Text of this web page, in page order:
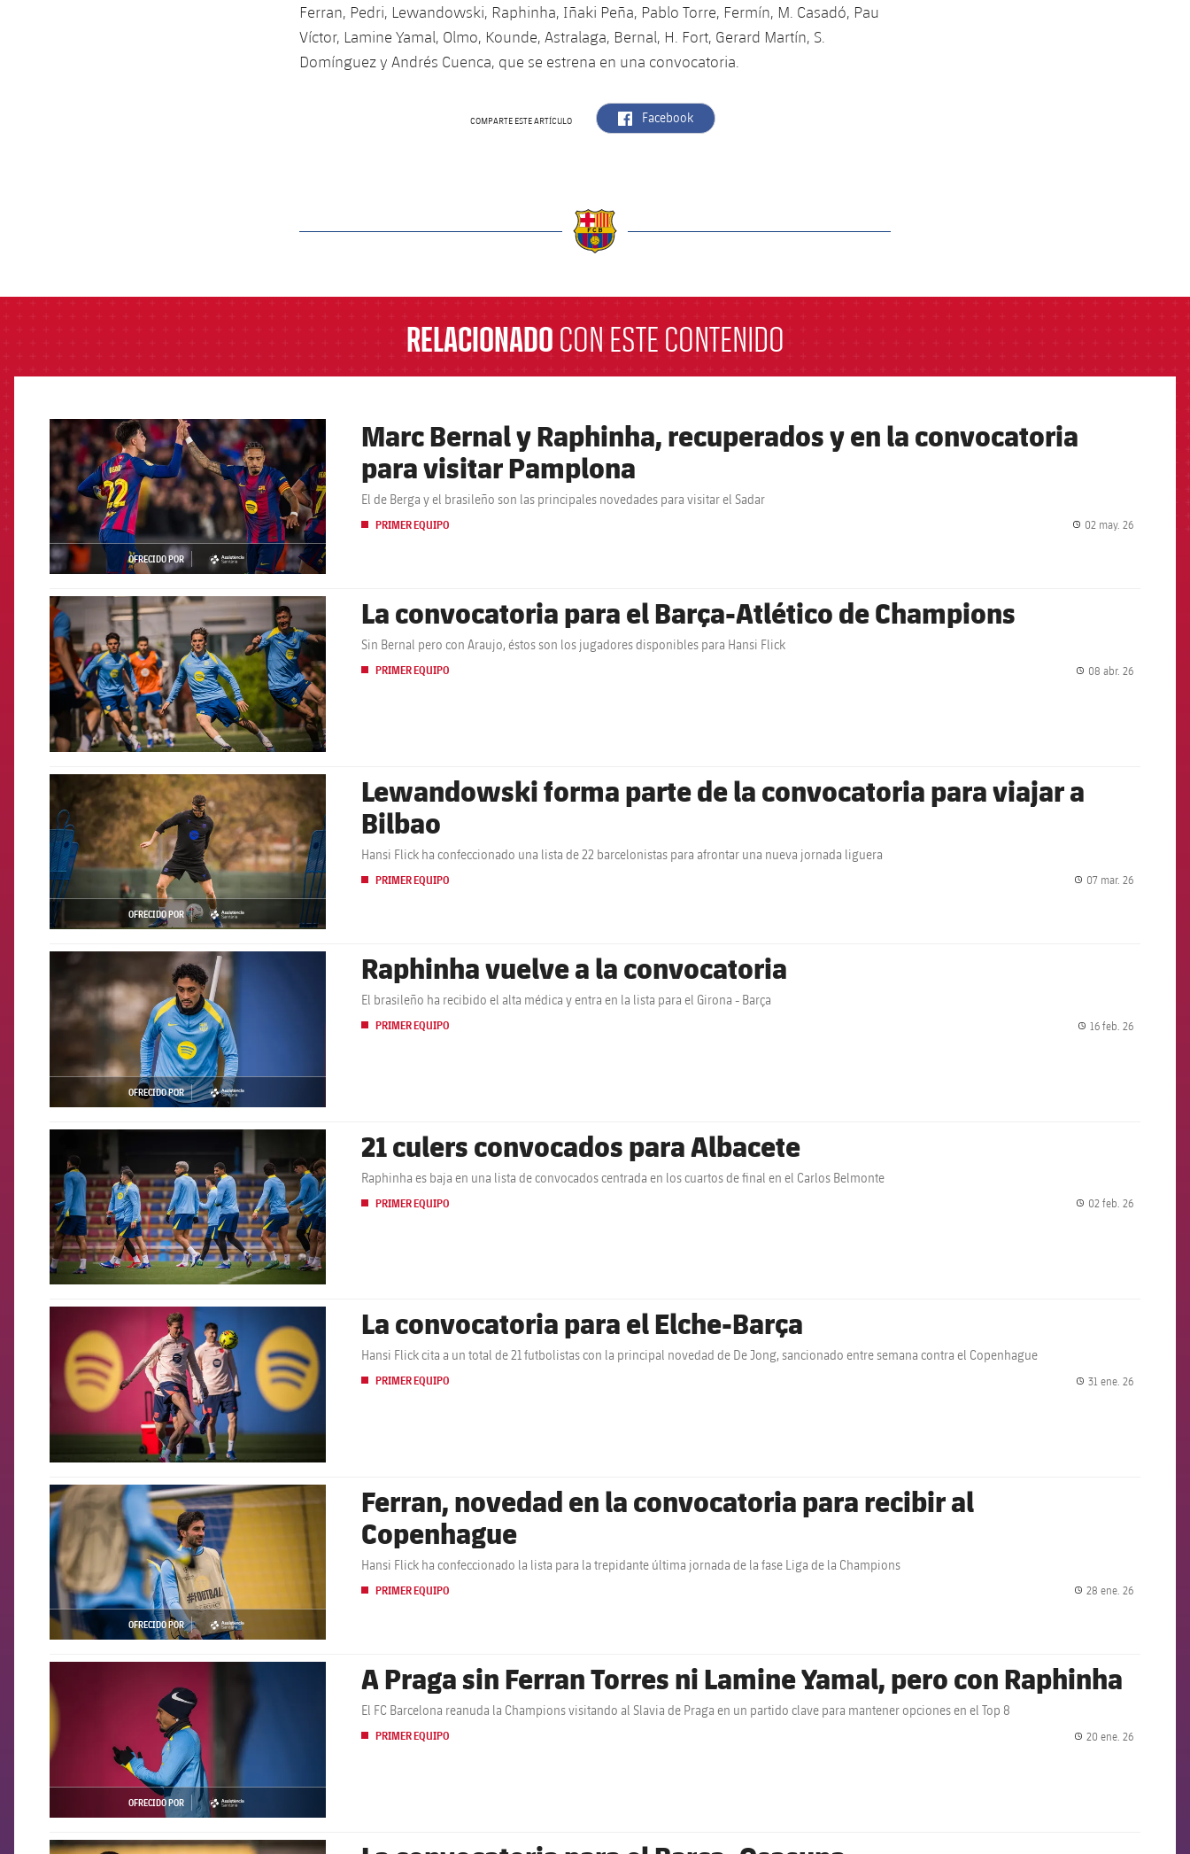
Ferran, Pedri, Lewandowski, Raphinha, Iñaki Peña, Pablo Torre, Fermín, M. Casadó, Pau
Víctor, Lamine Yamal, Olmo, Kounde, Astralaga, Bernal, H. Fort, Gerard Martín, S.
Domínguez y Andrés Cuenca, que se estrena en una convocatoria.
COMPARTE ESTE ARTÍCULO label.aria.facebook
Facebook
RELACIONADO CON ESTE CONTENIDO
FCB Barcelona badge
OFRECIDO POR
asistencia
Marc Bernal y Raphinha, recuperados y en la convocatoria
para visitar Pamplona
El de Berga y el brasileño son las principales novedades para visitar el Sadar
PRIMER EQUIPO 02 may. 26
FCB Barcelona badge La convocatoria para el Barça-Atlético de Champions
Sin Bernal pero con Araujo, éstos son los jugadores disponibles para Hansi Flick
PRIMER EQUIPO 08 abr. 26
FCB Barcelona badge
OFRECIDO POR
asistencia
Lewandowski forma parte de la convocatoria para viajar a
Bilbao
Hansi Flick ha confeccionado una lista de 22 barcelonistas para afrontar una nueva jornada liguera
PRIMER EQUIPO 07 mar. 26
FCB Barcelona badge
OFRECIDO POR
asistencia
Raphinha vuelve a la convocatoria
El brasileño ha recibido el alta médica y entra en la lista para el Girona - Barça
PRIMER EQUIPO 16 feb. 26
21 culers convocados para Albacete
Raphinha es baja en una lista de convocados centrada en los cuartos de final en el Carlos Belmonte
PRIMER EQUIPO 02 feb. 26
La convocatoria para el Elche-Barça
Hansi Flick cita a un total de 21 futbolistas con la principal novedad de De Jong, sancionado entre semana contra el Copenhague
PRIMER EQUIPO 31 ene. 26
FCB Barcelona badge
OFRECIDO POR
asistencia
Ferran, novedad en la convocatoria para recibir al
Copenhague
Hansi Flick ha confeccionado la lista para la trepidante última jornada de la fase Liga de la Champions
PRIMER EQUIPO 28 ene. 26
OFRECIDO POR
asistencia
A Praga sin Ferran Torres ni Lamine Yamal, pero con Raphinha
El FC Barcelona reanuda la Champions visitando al Slavia de Praga en un partido clave para mantener opciones en el Top 8
PRIMER EQUIPO 20 ene. 26
FCB Barcelona badge